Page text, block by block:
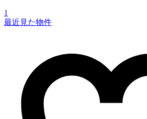
1
最近見た物件